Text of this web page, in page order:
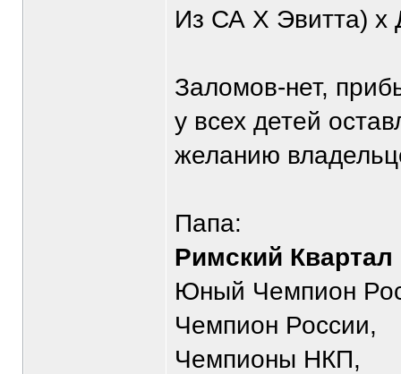
Из СА Х Эвитта) х
Заломов-нет,
у всех детей
желанию
Папа:
Римский
Юный Чемпион
Чемпион России,
Чемпионы НКП,